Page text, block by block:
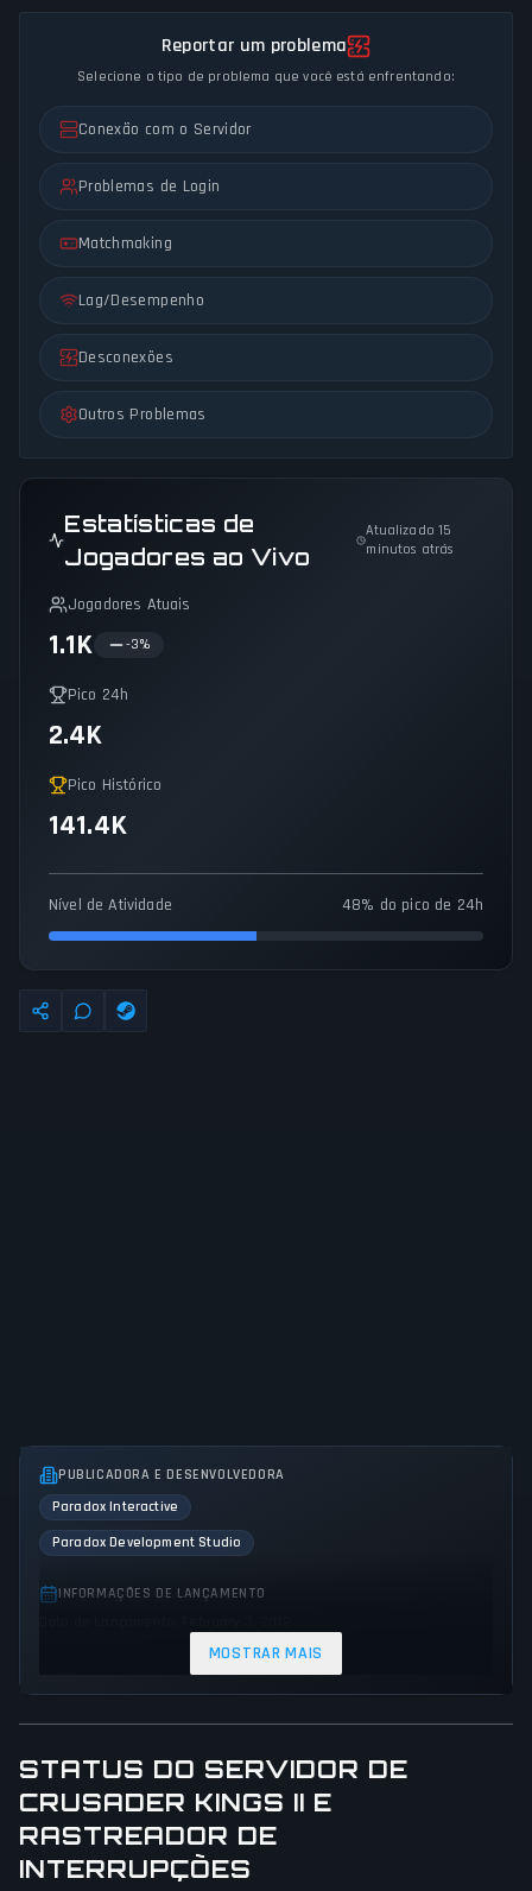
Reportar um problema
Selecione o tipo de problema que você está enfrentando:
Conexão com o Servidor
Problemas de Login
Matchmaking
Lag/Desempenho
Desconexões
Outros Problemas
Estatísticas de
Jogadores ao Vivo
Atualizado 15
minutos atrás
Jogadores Atuais
1.1K -3%
Pico 24h
2.4K
Pico Histórico
141.4K
Nível de Atividade 48% do pico de 24h
PUBLICADORA E DESENVOLVEDORA
Paradox Interactive
Paradox Development Studio
INFORMAÇÕES DE LANÇAMENTO
PLATAFORMAS
MOSTRAR MAIS
STATUS DO SERVIDOR DE
CRUSADER KINGS II E
RASTREADOR DE
INTERRUPÇÕES